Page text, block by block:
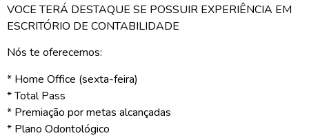
VOCE TERÁ DESTAQUE SE POSSUIR EXPERIÊNCIA EM
ESCRITÓRIO DE CONTABILIDADE
Nós te oferecemos:
* Home Office (sexta-feira)
* Total Pass
* Premiação por metas alcançadas
* Plano Odontológico